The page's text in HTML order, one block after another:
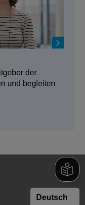
der
und begleiten